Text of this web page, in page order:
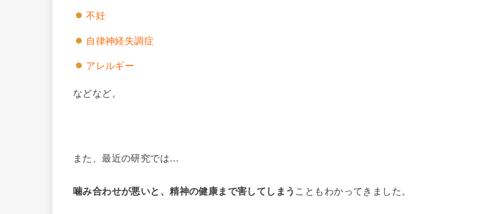
不妊
自律神経失調症
アレルギー
などなど。
また、最近の研究では…
噛み合わせが悪いと、精神の健康まで害してしまう こともわかってきました。